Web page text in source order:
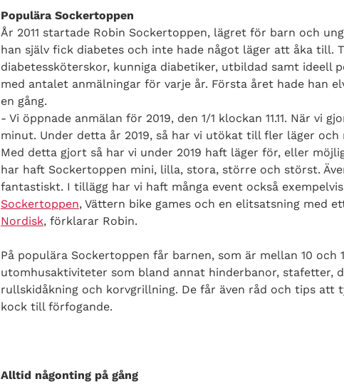
Populära Sockertoppen
År 2011 startade Robin Sockertoppen, lägret för barn och
han själv fick diabetes och inte hade något läger att åka till.
diabetessköterskor, kunniga diabetiker, utbildad samt ideell
med antalet anmälningar för varje år. Första året hade han
en gång.
- Vi öppnade anmälan för 2019, den 1/1 klockan 11.11. När vi
minut. Under detta år 2019, så har vi utökat till fler läger
Med detta gjort så har vi under 2019 haft läger för, eller
har haft Sockertoppen mini, lilla, stora, större och störst.
fantastiskt. I tillägg har vi haft många event också
Sockertoppen, Vättern bike games och en elitsatsning med
Nordisk, förklarar Robin.
På populära Sockertoppen får barnen, som är mellan 10 och
utomhusaktiviteter som bland annat hinderbanor, stafetter,
rullskidåkning och korvgrillning. De får även råd och tips att
kock till förfogande.
Alltid någonting på gång